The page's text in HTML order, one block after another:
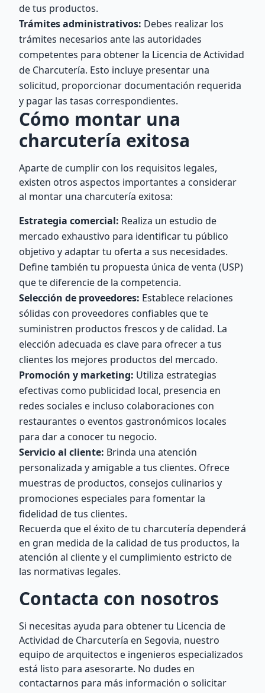
de tus productos.
Trámites administrativos: Debes realizar los
trámites necesarios ante las autoridades
competentes para obtener la Licencia de Actividad
de Charcutería. Esto incluye presentar una
solicitud, proporcionar documentación requerida
y pagar las tasas correspondientes.
Cómo montar una
charcutería exitosa
Aparte de cumplir con los requisitos legales,
existen otros aspectos importantes a considerar
al montar una charcutería exitosa:
Estrategia comercial: Realiza un estudio de
mercado exhaustivo para identificar tu público
objetivo y adaptar tu oferta a sus necesidades.
Define también tu propuesta única de venta (USP)
que te diferencie de la competencia.
Selección de proveedores: Establece relaciones
sólidas con proveedores confiables que te
suministren productos frescos y de calidad. La
elección adecuada es clave para ofrecer a tus
clientes los mejores productos del mercado.
Promoción y marketing: Utiliza estrategias
efectivas como publicidad local, presencia en
redes sociales e incluso colaboraciones con
restaurantes o eventos gastronómicos locales
para dar a conocer tu negocio.
Servicio al cliente: Brinda una atención
personalizada y amigable a tus clientes. Ofrece
muestras de productos, consejos culinarios y
promociones especiales para fomentar la
fidelidad de tus clientes.
Recuerda que el éxito de tu charcutería dependerá
en gran medida de la calidad de tus productos, la
atención al cliente y el cumplimiento estricto de
las normativas legales.
Contacta con nosotros
Si necesitas ayuda para obtener tu Licencia de
Actividad de Charcutería en Segovia, nuestro
equipo de arquitectos e ingenieros especializados
está listo para asesorarte. No dudes en
contactarnos para más información o solicitar